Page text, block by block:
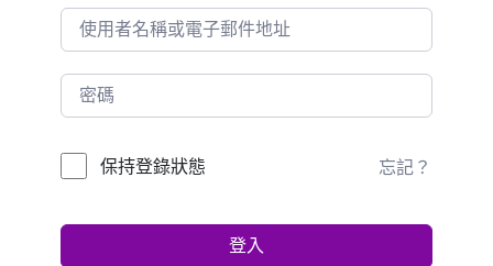
保持登錄狀態 忘記？
登入